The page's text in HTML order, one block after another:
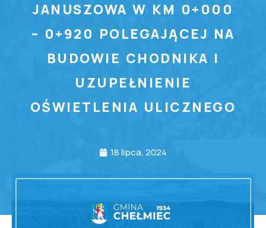
JANUSZOWA W KM 0+000
– 0+920 POLEGAJĄCEJ NA
BUDOWIE CHODNIKA I
UZUPEŁNIENIE
OŚWIETLENIA ULICZNEGO
18 lipca, 2024